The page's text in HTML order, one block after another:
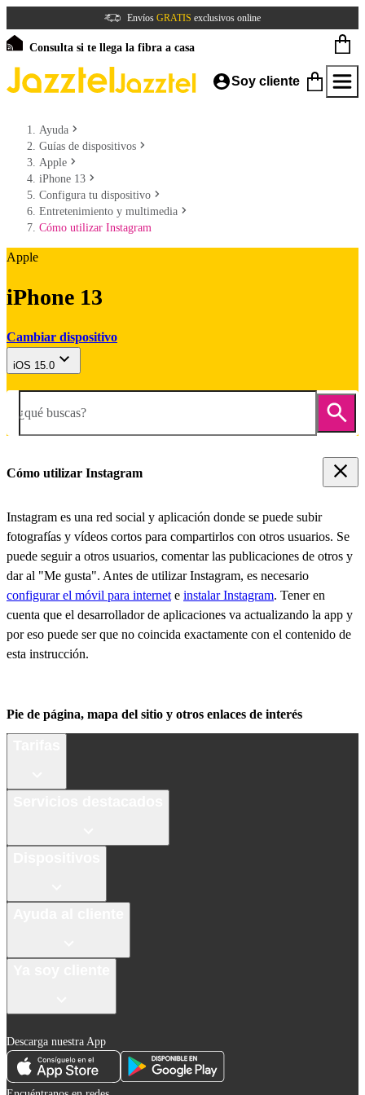
Envíos GRATIS exclusivos online
Consulta si te llega la fibra a casa
Soy cliente
Ayuda
Guías de dispositivos
Apple
iPhone 13
Configura tu dispositivo
Entretenimiento y multimedia
Cómo utilizar Instagram
Apple
iPhone 13
Cambiar dispositivo
iOS 15.0
¿qué buscas?
Cómo utilizar Instagram
Instagram es una red social y aplicación donde se puede subir
fotografías y vídeos cortos para compartirlos con otros usuarios. Se
puede seguir a otros usuarios, comentar las publicaciones de otros y
dar al "Me gusta". Antes de utilizar Instagram, es necesario
configurar el móvil para internet e instalar Instagram. Tener en
cuenta que el desarrollador de aplicaciones va actualizando la app y
por eso puede ser que no coincida exactamente con el contenido de
esta instrucción.
Pie de página, mapa del sitio y otros enlaces de interés
Descarga nuestra App